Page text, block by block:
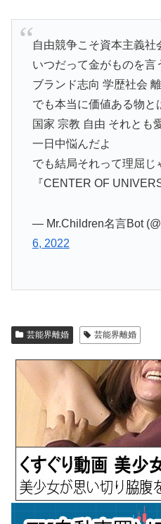
自由競争こそ資本主義社
いつだって金がものを言
ブランド志向 学歴社会
でも本当に価値ある物と
国家 宗教 自由 それとも
一日中悩んだよ
でも結局それって理屈じ
『CENTER OF
— Mr.Children名言Bot
6, 2022
芸能界離婚 芸能界離婚